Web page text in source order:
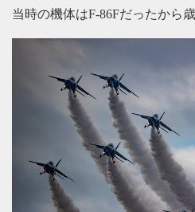
当時の機体はF-86Fだったから